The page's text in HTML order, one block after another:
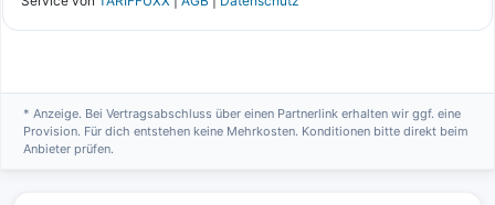
* Anzeige. Bei Vertragsabschluss über einen Partnerlink erhalten wir ggf. eine
Provision. Für dich entstehen keine Mehrkosten. Konditionen bitte direkt beim
Anbieter prüfen.